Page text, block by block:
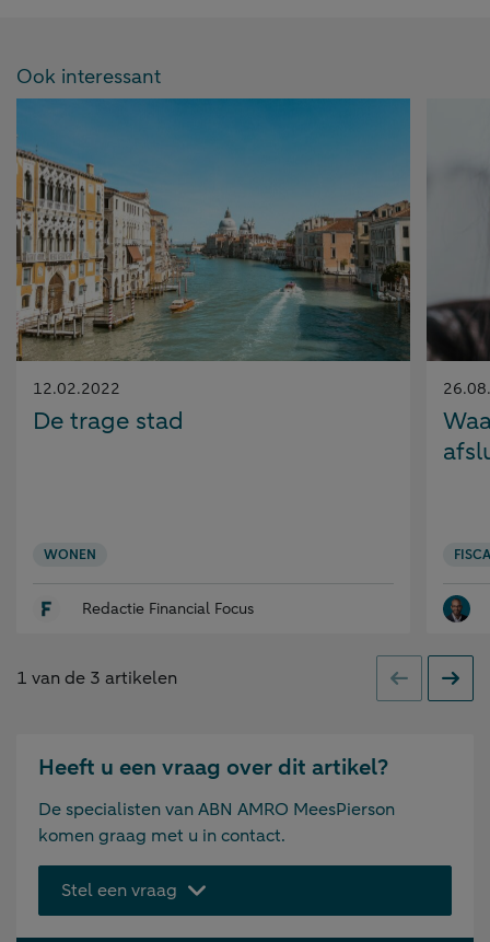
Ook interessant
Gepubliceerd
op:
12.02.2022
De trage stad
WONEN
Redactie Financial Focus
op:
1 van de 3 artikelen Vorige
Heeft u een vraag over dit artikel?
De specialisten van ABN AMRO MeesPierson
komen graag met u in contact.
Stel een vraag